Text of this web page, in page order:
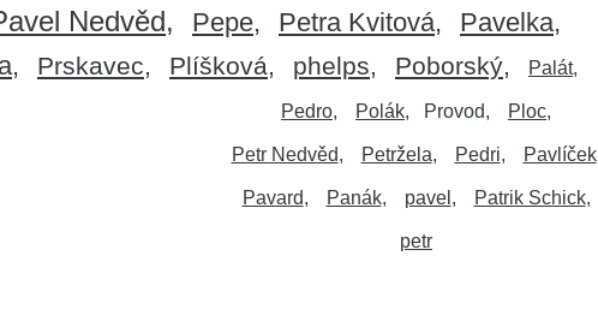
Nedvěd Pepe Petra Kvitová
Pavelka
Prskavec Plíšková phelps Poborský Palát
Pedro Polák Provod Ploc
Petr Nedvěd Petržela Pedri Pavlíček
Pavard Panák pavel Patrik Schick
petr